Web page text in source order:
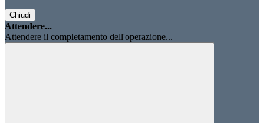
Chiudi
Attendere...
Attendere il completamento dell'operazione...